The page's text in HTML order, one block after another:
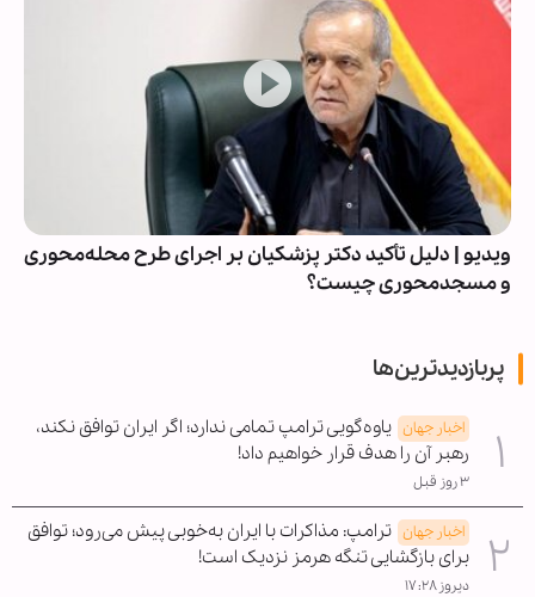
ویدیو | دلیل تأکید دکتر پزشکیان بر اجرای طرح محله‌محوری
و مسجدمحوری چیست؟
پربازدیدترین‌ها
اخبار جهان یاوه‌گویی ترامپ تمامی ندارد؛ اگر ایران توافق نکند،
رهبر آن را هدف قرار خواهیم داد!
۳ روز قبل
اخبار جهان ترامپ: مذاکرات با ایران به‌خوبی پیش می‌رود؛ توافق
برای بازگشایی تنگه هرمز نزدیک است!
دیروز ۱۷:۲۸